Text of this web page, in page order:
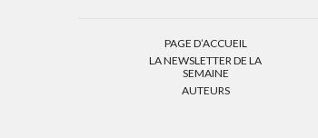
PAGE D’ACCUEIL
LA NEWSLETTER DE LA
SEMAINE
AUTEURS